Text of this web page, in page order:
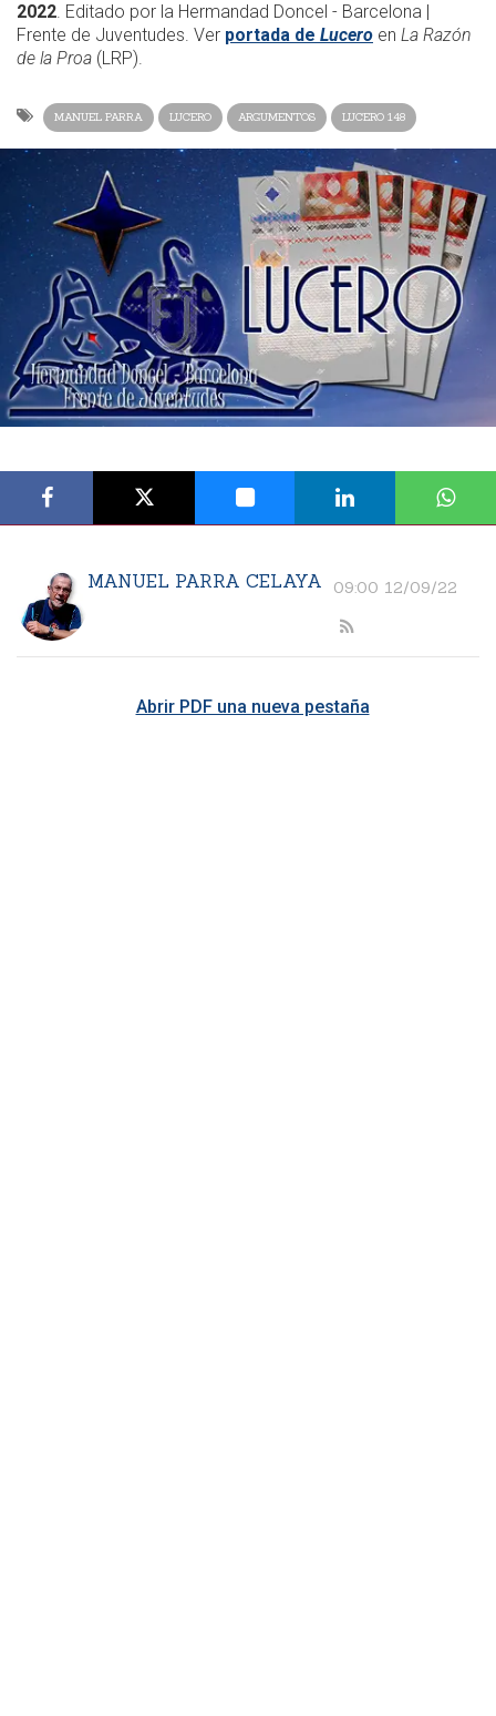
2022. Editado por la Hermandad Doncel - Barcelona |
Frente de Juventudes. Ver portada de Lucero en La Razón
de la Proa (LRP).
MANUEL PARRA LUCERO ARGUMENTOS LUCERO 148
MANUEL PARRA CELAYA 09:00 12/09/22
Abrir PDF una nueva pestaña